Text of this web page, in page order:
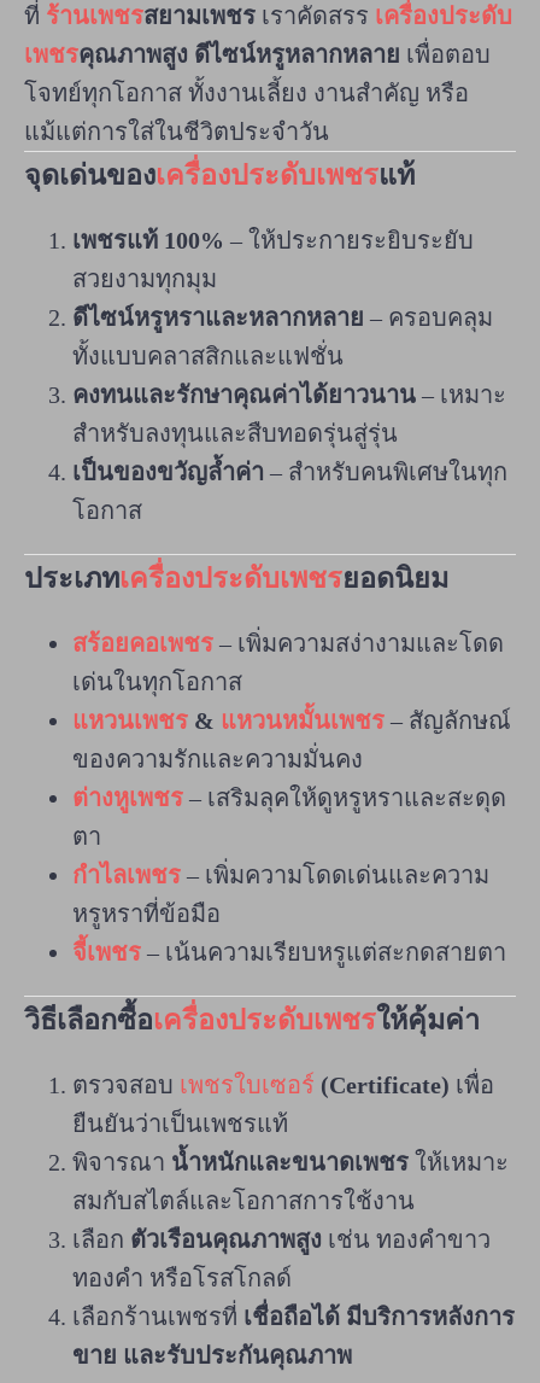
ที่ ร้านเพชรสยามเพชร เราคัดสรร เครื่องประดับ
เพชรคุณภาพสูง ดีไซน์หรูหลากหลาย เพื่อตอบ
โจทย์ทุกโอกาส ทั้งงานเลี้ยง งานสำคัญ หรือ
แม้แต่การใส่ในชีวิตประจำวัน
จุดเด่นของเครื่องประดับเพชรแท้
เพชรแท้ 100% – ให้ประกายระยิบระยับ
สวยงามทุกมุม
ดีไซน์หรูหราและหลากหลาย – ครอบคลุม
ทั้งแบบคลาสสิกและแฟชั่น
คงทนและรักษาคุณค่าได้ยาวนาน – เหมาะ
สำหรับลงทุนและสืบทอดรุ่นสู่รุ่น
เป็นของขวัญล้ำค่า – สำหรับคนพิเศษในทุก
โอกาส
ประเภทเครื่องประดับเพชรยอดนิยม
สร้อยคอเพชร – เพิ่มความสง่างามและโดด
เด่นในทุกโอกาส
แหวนเพชร & แหวนหมั้นเพชร – สัญลักษณ์
ของความรักและความมั่นคง
ต่างหูเพชร – เสริมลุคให้ดูหรูหราและสะดุด
ตา
กำไลเพชร – เพิ่มความโดดเด่นและความ
หรูหราที่ข้อมือ
จี้เพชร – เน้นความเรียบหรูแต่สะกดสายตา
วิธีเลือกซื้อเครื่องประดับเพชรให้คุ้มค่า
ตรวจสอบ เพชรใบเซอร์ (Certificate) เพื่อ
ยืนยันว่าเป็นเพชรแท้
พิจารณา น้ำหนักและขนาดเพชร ให้เหมาะ
สมกับสไตล์และโอกาสการใช้งาน
เลือก ตัวเรือนคุณภาพสูง เช่น ทองคำขาว
ทองคำ หรือโรสโกลด์
เลือกร้านเพชรที่ เชื่อถือได้ มีบริการหลังการ
ขาย และรับประกันคุณภาพ